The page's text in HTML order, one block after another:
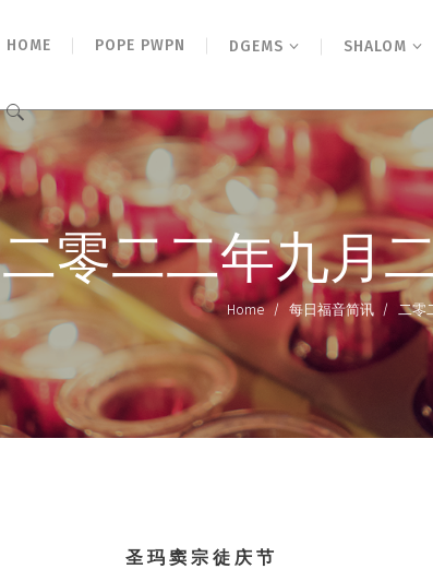
HOME POPE PWPN DGEMS SHALOM
二零二二年九月
Home / 每日福音简讯 / 二零
圣 玛 窦 宗 徒 庆 节